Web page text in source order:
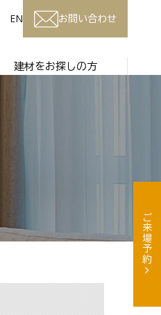
EN お問い合わせ
建材をお探しの方
ご来場予約